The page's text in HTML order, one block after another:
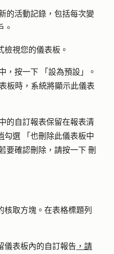
的活動記錄，包括每次變
。
檢視您的儀表板。
，按一下 「設為預設」
。
板時，系統將顯示此儀表
的自訂報表保留在報表清
勾選
「也刪除此儀表板中
要確認刪除，請按一下 刪
核取方塊 。在表格標題列
儀表板內的自訂報告 ，請